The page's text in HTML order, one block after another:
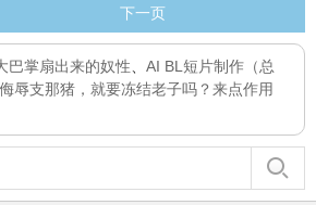
下一页
巴掌扇出来的奴性 AI BL短片制作 （总
辱支那猪，就要冻结老子吗？来点作用